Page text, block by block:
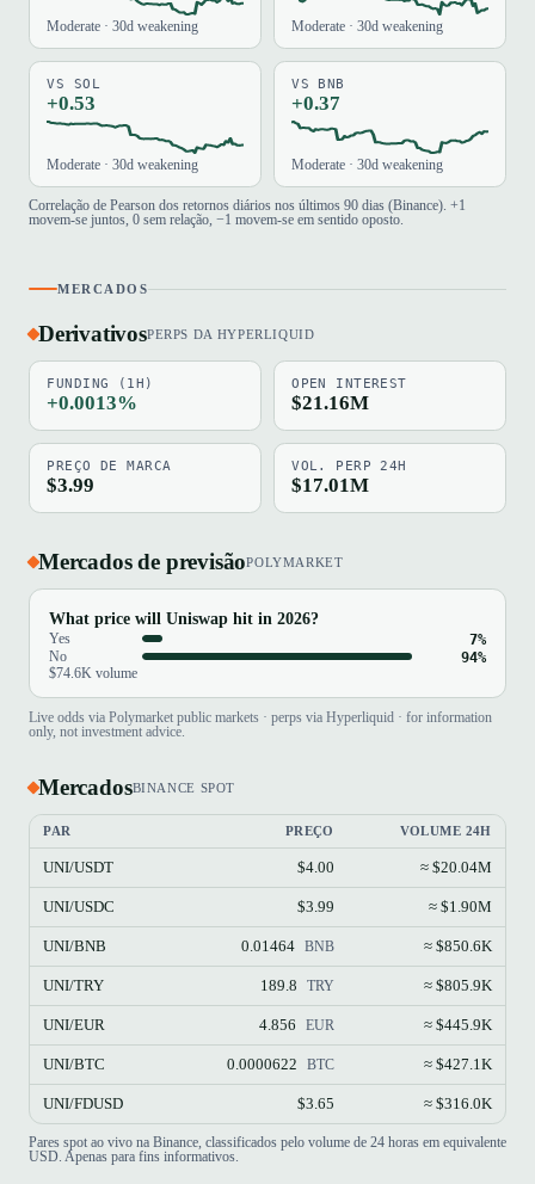
Moderate · 30d weakening Moderate · 30d weakening
VS SOL
+0.53
Moderate · 30d weakening
VS BNB
+0.37
Moderate · 30d weakening
Correlação de Pearson dos retornos diários nos últimos 90 dias (Binance). +1
movem-se juntos, 0 sem relação, −1 movem-se em sentido oposto.
MERCADOS
DerivativosPERPS DA HYPERLIQUID
FUNDING (1H)
+0.0013%
OPEN INTEREST
$21.16M
PREÇO DE MARCA
$3.99
VOL. PERP 24H
$17.01M
Mercados de previsãoPOLYMARKET
What price will Uniswap hit in 2026?
Yes 7%
No 94%
$74.6K volume
Live odds via Polymarket public markets · perps via Hyperliquid · for information
only, not investment advice.
MercadosBINANCE SPOT
PAR PREÇO VOLUME 24H
UNI/USDT $4.00 ≈ $20.04M
UNI/USDC $3.99 ≈ $1.90M
UNI/BNB 0.01464 BNB ≈ $850.6K
UNI/TRY 189.8 TRY ≈ $805.9K
UNI/EUR 4.856 EUR ≈ $445.9K
UNI/BTC 0.0000622 BTC ≈ $427.1K
UNI/FDUSD $3.65 ≈ $316.0K
Pares spot ao vivo na Binance, classificados pelo volume de 24 horas em equivalente
USD. Apenas para fins informativos.